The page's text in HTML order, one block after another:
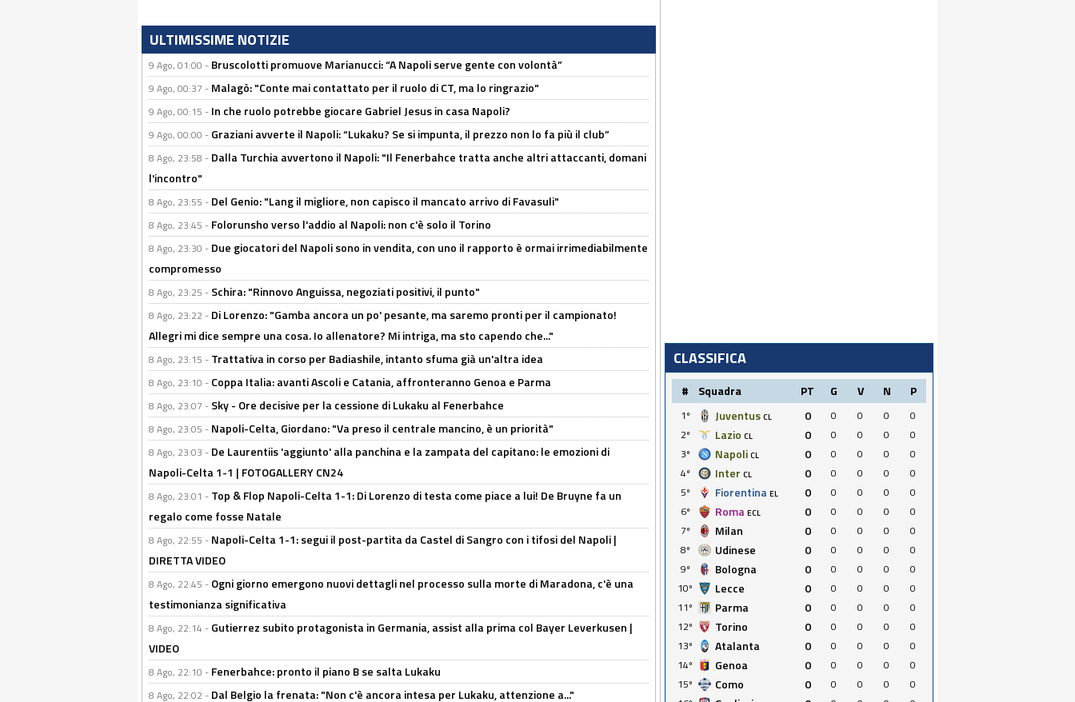
ULTIMISSIME NOTIZIE
9 Ago, 01:00 - Bruscolotti promuove Marianucci: “A Napoli serve gente con volontà”
9 Ago, 00:37 - Malagò: "Conte mai contattato per il ruolo di CT, ma lo ringrazio"
9 Ago, 00:15 - In che ruolo potrebbe giocare Gabriel Jesus in casa Napoli?
9 Ago, 00:00 - Graziani avverte il Napoli: “Lukaku? Se si impunta, il prezzo non lo fa più il club”
8 Ago, 23:58 - Dalla Turchia avvertono il Napoli: "Il Fenerbahce tratta anche altri attaccanti, domani
l'incontro"
8 Ago, 23:55 - Del Genio: "Lang il migliore, non capisco il mancato arrivo di Favasuli"
8 Ago, 23:45 - Folorunsho verso l'addio al Napoli: non c'è solo il Torino
8 Ago, 23:30 - Due giocatori del Napoli sono in vendita, con uno il rapporto è ormai irrimediabilmente
compromesso
8 Ago, 23:25 - Schira: "Rinnovo Anguissa, negoziati positivi, il punto"
8 Ago, 23:22 - Di Lorenzo: "Gamba ancora un po' pesante, ma saremo pronti per il campionato!
Allegri mi dice sempre una cosa. Io allenatore? Mi intriga, ma sto capendo che..."
8 Ago, 23:15 - Trattativa in corso per Badiashile, intanto sfuma già un'altra idea
8 Ago, 23:10 - Coppa Italia: avanti Ascoli e Catania, affronteranno Genoa e Parma
8 Ago, 23:07 - Sky - Ore decisive per la cessione di Lukaku al Fenerbahce
8 Ago, 23:05 - Napoli-Celta, Giordano: "Va preso il centrale mancino, è un priorità"
8 Ago, 23:03 - De Laurentiis 'aggiunto' alla panchina e la zampata del capitano: le emozioni di
Napoli-Celta 1-1 | FOTOGALLERY CN24
8 Ago, 23:01 - Top & Flop Napoli-Celta 1-1: Di Lorenzo di testa come piace a lui! De Bruyne fa un
regalo come fosse Natale
8 Ago, 22:55 - Napoli-Celta 1-1: segui il post-partita da Castel di Sangro con i tifosi del Napoli |
DIRETTA VIDEO
8 Ago, 22:45 - Ogni giorno emergono nuovi dettagli nel processo sulla morte di Maradona, c'è una
testimonianza significativa
8 Ago, 22:14 - Gutierrez subito protagonista in Germania, assist alla prima col Bayer Leverkusen |
VIDEO
8 Ago, 22:10 - Fenerbahce: pronto il piano B se salta Lukaku
8 Ago, 22:02 - Dal Belgio la frenata: "Non c'è ancora intesa per Lukaku, attenzione a..."
CLASSIFICA
# Squadra PT G V N P
1º Juventus CL 0 0 0 0
0
2º
Lazio CL 0 0 0 0
0
3º
Napoli CL 0 0 0 0
0
4º
Inter CL 0 0 0 0
0
5º
Fiorentina EL 0 0 0 0
0
6º
Roma ECL 0 0 0 0
0
7º
Milan 0 0 0 0
0
8º
Udinese 0 0 0 0
0
9º
Bologna 0 0 0 0
0
10º
Lecce 0 0 0 0
0
11º
Parma 0 0 0 0
0
12º
Torino 0 0 0 0
0
13º
Atalanta 0 0 0 0
0
14º
Genoa 0 0 0 0
0
15º
Como 0 0 0 0
0